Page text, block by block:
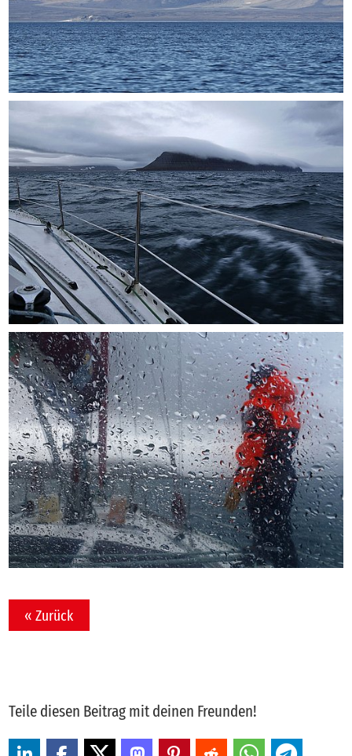
« Zurück
Teile diesen Beitrag mit deinen Freunden!